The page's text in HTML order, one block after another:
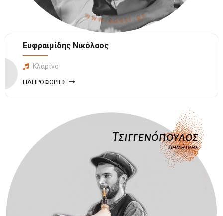
Ευφραιμίδης Νικόλαος
Κλαρίνο
ΠΛΗΡΟΦΟΡΙΕΣ